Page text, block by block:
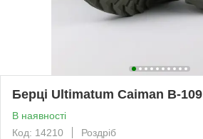
Берці Ultimatum Caiman B-109
В наявності
Код: 14210
Роздріб